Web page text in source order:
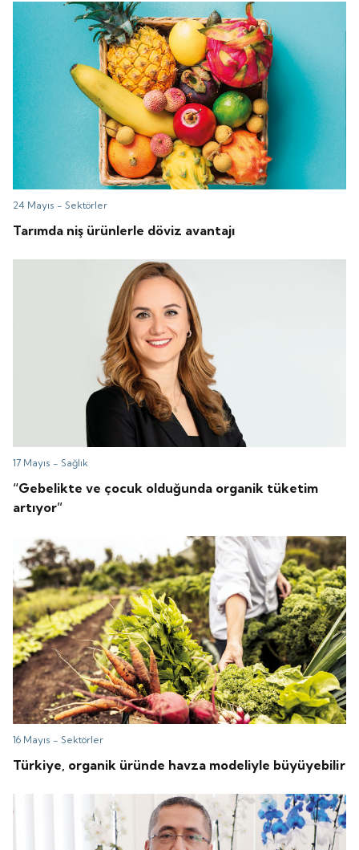
24 Mayıs -Sektörler
Tarımda niş ürünlerle döviz avantajı
17 Mayıs -Sağlık
“Gebelikte ve çocuk olduğunda organik tüketim
artıyor”
16 Mayıs -Sektörler
Türkiye, organik üründe havza modeliyle büyüyebilir